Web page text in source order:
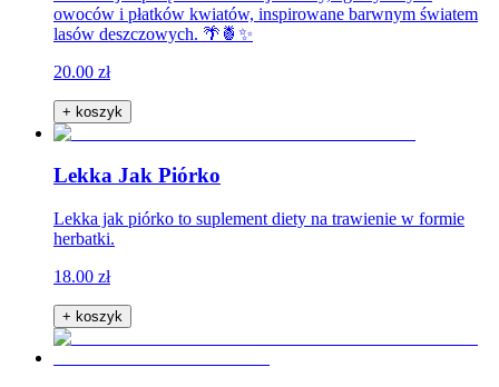
owoców i płatków kwiatów, inspirowane barwnym światem
lasów deszczowych. 🌴🍍✨
20.00 zł
+ koszyk
Lekka Jak Piórko
Lekka jak piórko to suplement diety na trawienie w formie
herbatki.
18.00 zł
+ koszyk